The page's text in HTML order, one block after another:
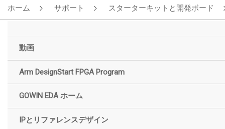
ホーム サポート スターターキットと開発ボード
動画
Arm DesignStart FPGA Program
GOWIN EDA ホーム
IPとリファレンスデザイン